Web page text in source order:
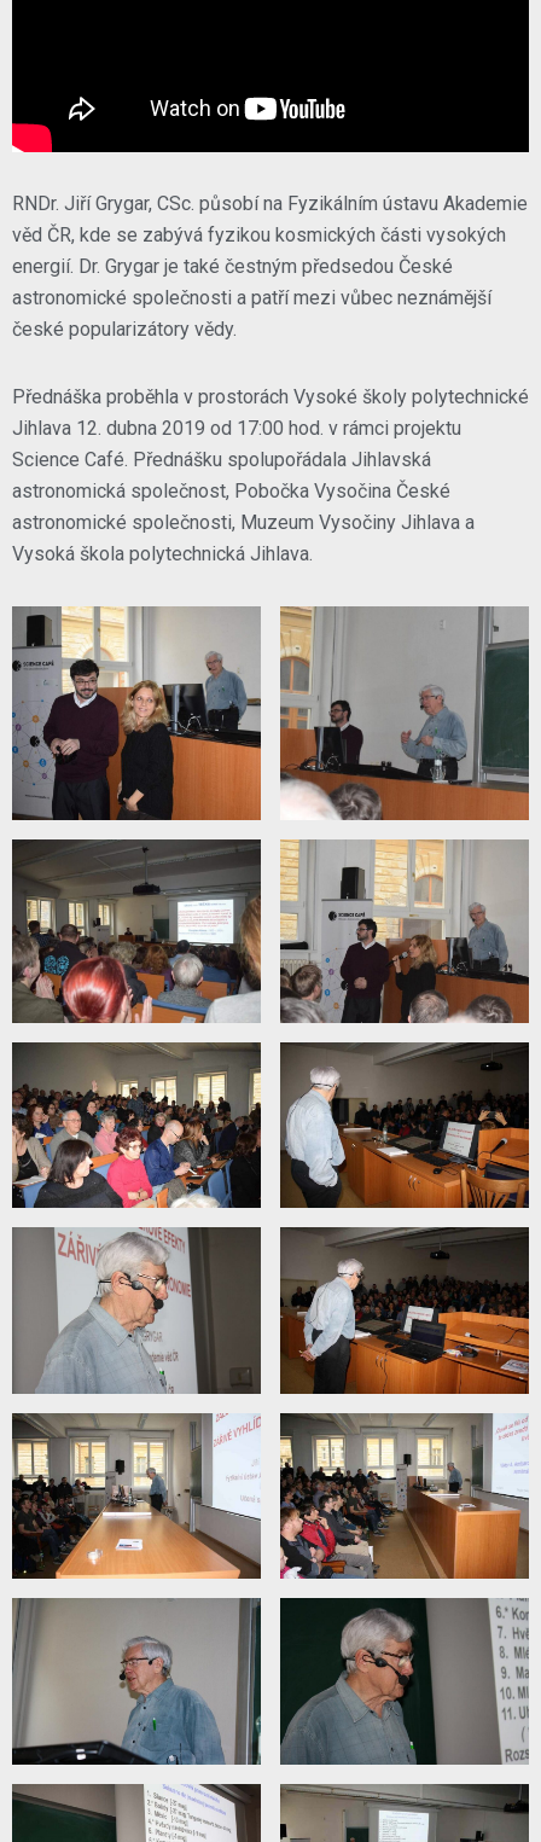
RNDr. Jiří Grygar, CSc. působí na Fyzikálním ústavu Akademie
věd ČR, kde se zabývá fyzikou kosmických části vysokých
energií. Dr. Grygar je také čestným předsedou České
astronomické společnosti a patří mezi vůbec neznámější
české popularizátory vědy.
Přednáška proběhla v prostorách Vysoké školy polytechnické
Jihlava 12. dubna 2019 od 17:00 hod. v rámci projektu
Science Café. Přednášku spolupořádala Jihlavská
astronomická společnost, Pobočka Vysočina České
astronomické společnosti, Muzeum Vysočiny Jihlava a
Vysoká škola polytechnická Jihlava.